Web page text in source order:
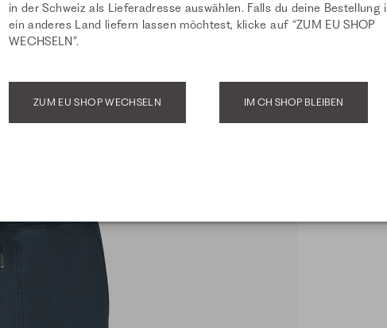
in der Schweiz als Lieferadresse auswählen. Falls du deine Bestellung
ein anderes Land liefern lassen möchtest, klicke auf “ZUM EU SHOP
WECHSELN”.
ZUM EU SHOP WECHSELN IM CH SHOP BLEIBEN